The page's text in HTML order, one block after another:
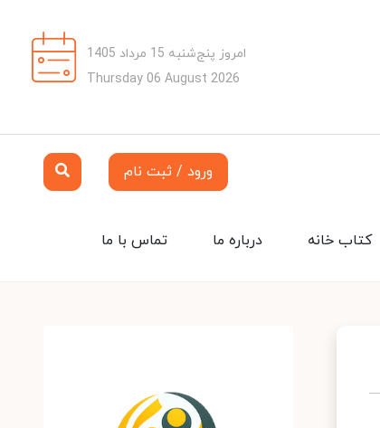
امروز پنج‌شنبه 15 مرداد 1405
Thursday 06 August 2026
ورود / ثبت نام
تماس با ما درباره ما کتاب خانه